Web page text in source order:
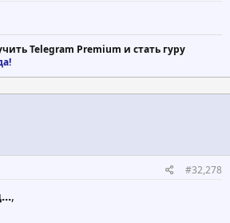
Telegram Premium и стать гуру
#32,278
,